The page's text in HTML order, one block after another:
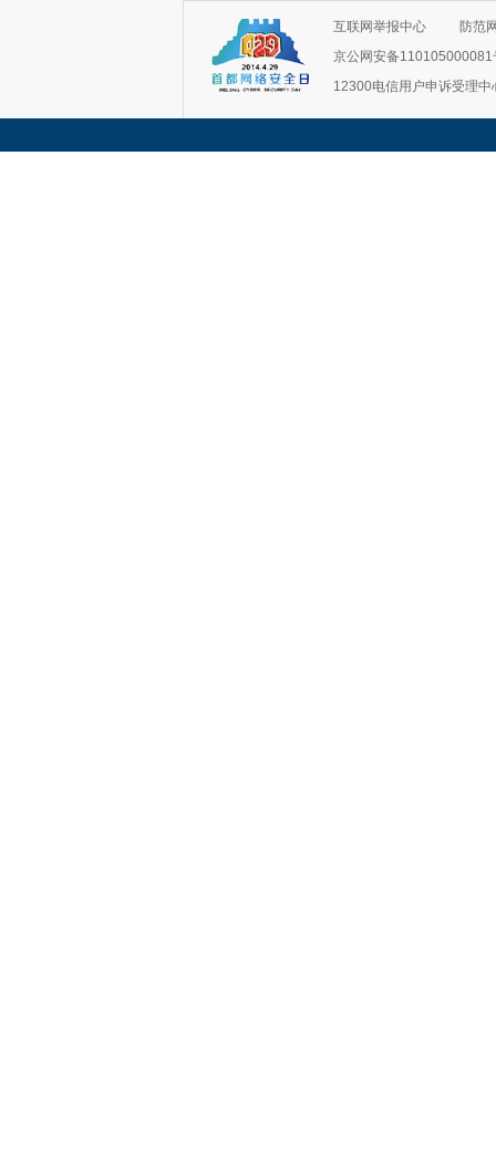
互联网举报中心
防范
京公网安备110105000081
12300电信用户申诉受理中